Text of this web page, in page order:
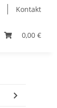
Kontakt
0,00 €